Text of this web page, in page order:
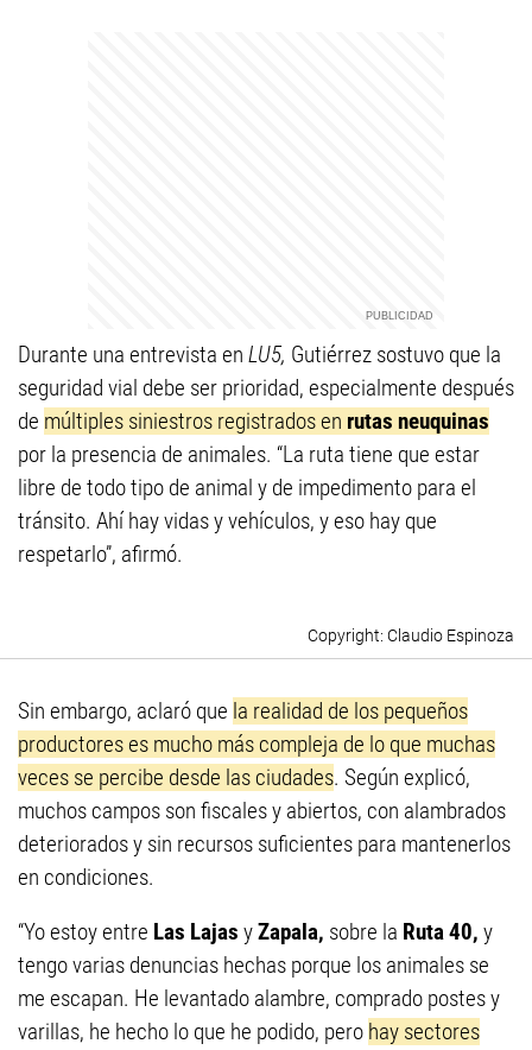
Durante una entrevista en LU5, Gutiérrez sostuvo que la
seguridad vial debe ser prioridad, especialmente después
de múltiples siniestros registrados en rutas neuquinas
por la presencia de animales. “La ruta tiene que estar
libre de todo tipo de animal y de impedimento para el
tránsito. Ahí hay vidas y vehículos, y eso hay que
respetarlo”, afirmó.
Claudio Espinoza
Sin embargo, aclaró que la realidad de los pequeños
productores es mucho más compleja de lo que muchas
veces se percibe desde las ciudades. Según explicó,
muchos campos son fiscales y abiertos, con alambrados
deteriorados y sin recursos suficientes para mantenerlos
en condiciones.
“Yo estoy entre Las Lajas yZapala, sobre la Ruta 40, y
tengo varias denuncias hechas porque los animales se
me escapan. He levantado alambre, comprado postes y
varillas, he hecho lo que he podido, pero hay sectores